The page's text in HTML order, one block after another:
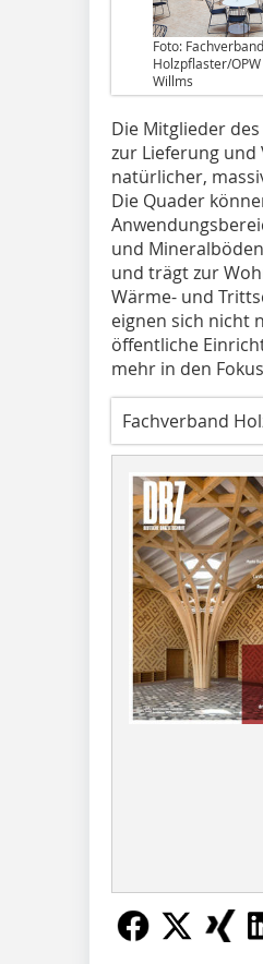
Foto: Fachverband
Holzpflaster/
Willms
Die Mitglieder
zur Lieferung
natürlicher,
Die Quader
und
und trägt zur
Wärme- und
eignen sich nicht
öffentliche
mehr in den
Fachverband